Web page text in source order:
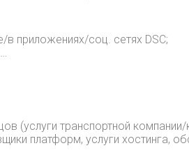
в приложениях/соц. сетях DSC;
(услуги транспортной компании/
платформ, услуги хостинга,